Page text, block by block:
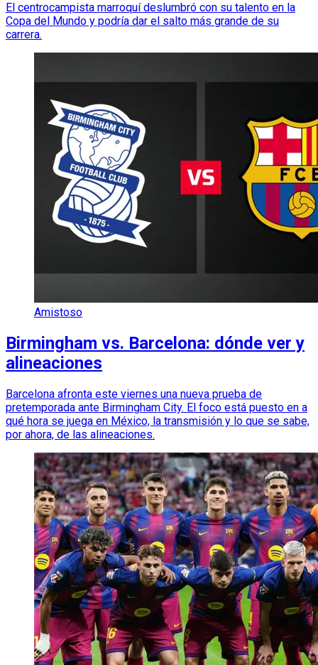
El centrocampista marroquí deslumbró con su talento en la
Copa del Mundo y podría dar el salto más grande de su
carrera.
Amistoso
Birmingham vs. Barcelona: dónde ver y
alineaciones
Barcelona afronta este viernes una nueva prueba de
pretemporada ante Birmingham City. El foco está puesto en a
qué hora se juega en México, la transmisión y lo que se sabe,
por ahora, de las alineaciones.